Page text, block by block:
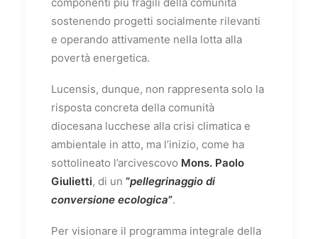
sostenendo progetti socialmente rilevanti
e operando attivamente nella lotta alla
povertà energetica.
Lucensis, dunque, non rappresenta solo la
risposta concreta della comunità
diocesana lucchese alla crisi climatica e
ambientale in atto, ma l’inizio, come ha
sottolineato l’arcivescovo Mons. Paolo
Giulietti, di un “pellegrinaggio di
conversione ecologica”.
Per visionare il programma integrale della